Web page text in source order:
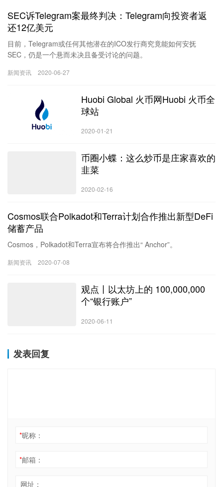
SEC诉Telegram案最终判决：Telegram向投资者返
还12亿美元
目前，Telegram或任何其他潜在的ICO发行商究竟能如何安抚
SEC，仍是一个悬而未决且备受讨论的问题。
新闻资讯 2020-06-27
Huobi Global 火币网Huobi 火币全
球站
2020-01-21
币圈小蝶：这么炒币是庄家喜欢的
韭菜
2020-02-16
Cosmos联合Polkadot和Terra计划合作推出新型DeFi
储蓄产品
Cosmos，Polkadot和Terra宣布将合作推出“ Anchor”。
新闻资讯 2020-07-08
观点丨以太坊上的 100,000,000
个“银行账户”
2020-06-11
发表回复
*昵称：
*邮箱：
网址：